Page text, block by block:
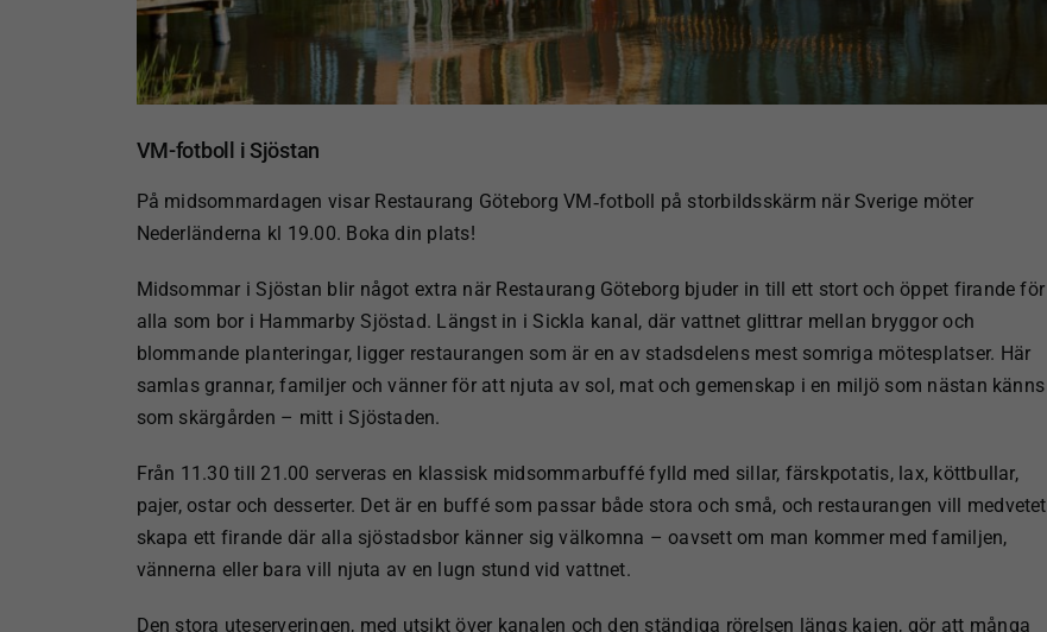
VM-fotboll i Sjöstan
På midsommardagen visar Restaurang Göteborg VM‑fotboll på storbildsskärm när Sverige möter
Nederländerna kl 19.00. Boka din plats!
Midsommar i Sjöstan blir något extra när Restaurang Göteborg bjuder in till ett stort och öppet firande för
alla som bor i Hammarby Sjöstad. Längst in i Sickla kanal, där vattnet glittrar mellan bryggor och
blommande planteringar, ligger restaurangen som är en av stadsdelens mest somriga mötesplatser. Här
samlas grannar, familjer och vänner för att njuta av sol, mat och gemenskap i en miljö som nästan känns
som skärgården – mitt i Sjöstaden.
Från 11.30 till 21.00 serveras en klassisk midsommarbuffé fylld med sillar, färskpotatis, lax, köttbullar,
pajer, ostar och desserter. Det är en buffé som passar både stora och små, och restaurangen vill medvetet
skapa ett firande där alla sjöstadsbor känner sig välkomna – oavsett om man kommer med familjen,
vännerna eller bara vill njuta av en lugn stund vid vattnet.
Den stora uteserveringen, med utsikt över kanalen och den ständiga rörelsen längs kajen, gör att många